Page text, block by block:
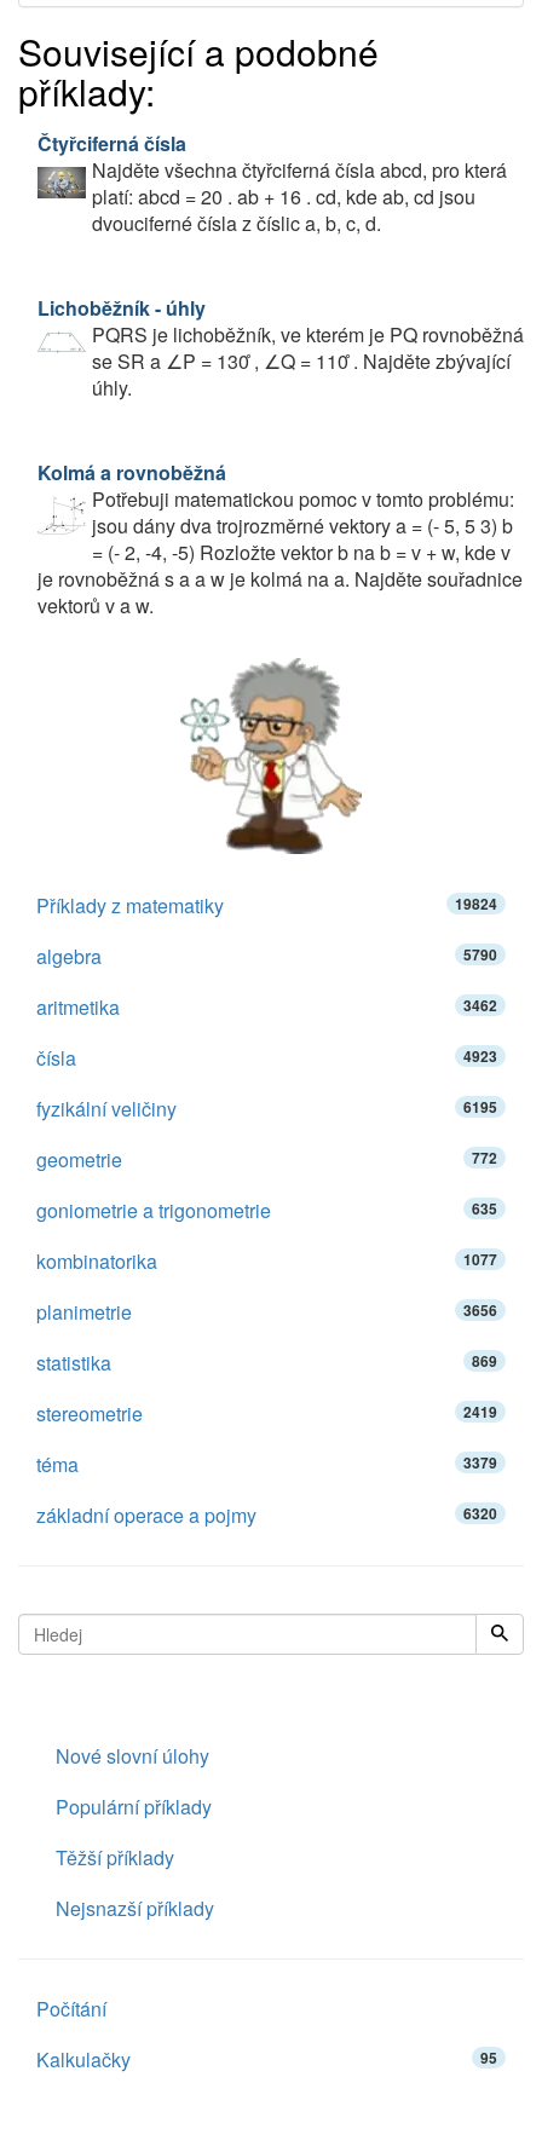
Související a podobné
příklady:
Čtyřciferná čísla
Najděte všechna čtyřciferná čísla abcd, pro která
platí: abcd = 20 . ab + 16 . cd, kde ab, cd jsou
dvouciferné čísla z číslic a, b, c, d.
Lichoběžník - úhly
PQRS je lichoběžník, ve kterém je PQ rovnoběžná
se SR a ∠P = 130 ̊, ∠Q = 110 ̊. Najděte zbývající
úhly.
Kolmá a rovnoběžná
Potřebuji matematickou pomoc v tomto problému:
jsou dány dva trojrozměrné vektory a = (- 5, 5 3) b
= (- 2, -4, -5) Rozložte vektor b na b = v + w, kde v
je rovnoběžná s a a w je kolmá na a. Najděte souřadnice
vektorů v a w.
Příklady z matematiky 19824
algebra 5790
aritmetika 3462
čísla 4923
fyzikální veličiny 6195
geometrie 772
goniometrie a trigonometrie 635
kombinatorika 1077
planimetrie 3656
statistika 869
stereometrie 2419
téma 3379
základní operace a pojmy 6320
Nové slovní úlohy
Populární příklady
Těžší příklady
Nejsnazší příklady
Počítání
Kalkulačky
95